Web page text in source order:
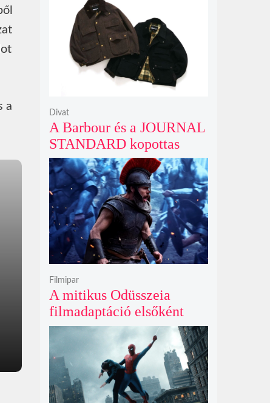
a
valójában fényes
galaxismagok óriási
távolságban
A Barbour és a JOURNAL
STANDARD kopottas
gyapjúkabátja most
rövidebb szabással tarol
Divat
A mitikus Odüsszeia
filmadaptáció elsőként
lépte át a bűvös
egymilliárd dolláros
álomhatárt a globális
mozipénztáraknál
Filmipar